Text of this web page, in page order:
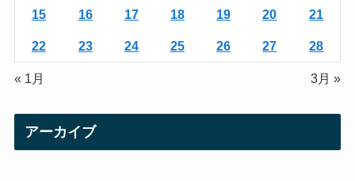
15 16 17 18 19 20 21
22 23 24 25 26 27 28
« 1月 3月 »
アーカイブ